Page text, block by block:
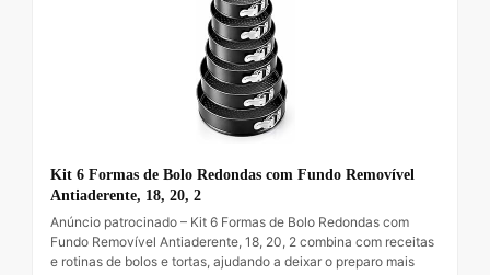
Kit 6 Formas de Bolo Redondas com Fundo Removível
Antiaderente, 18, 20, 2
Anúncio patrocinado – Kit 6 Formas de Bolo Redondas com
Fundo Removível Antiaderente, 18, 20, 2 combina com receitas
e rotinas de bolos e tortas, ajudando a deixar o preparo mais